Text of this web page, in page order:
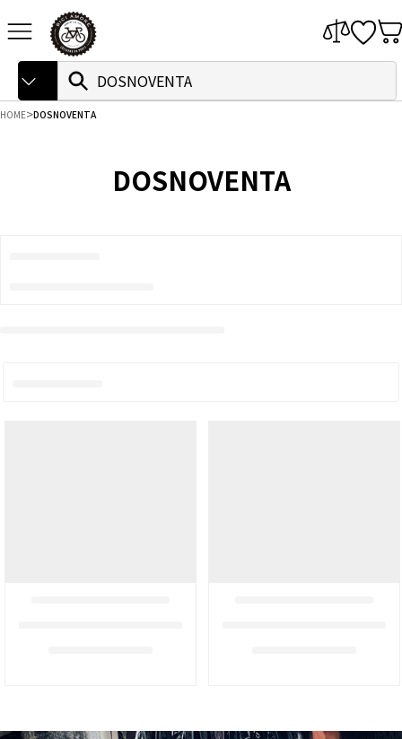
文
へ
ッ
プ
サイトナビゲーション
Search
検
HOME DOSNOVENTA
DOSNOVENTA